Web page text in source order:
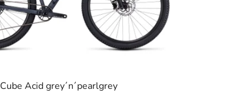
Cube Acid grey´n´pearlgrey